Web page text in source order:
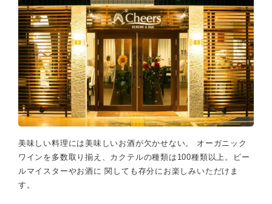
美味しい料理には美味しいお酒が欠かせない。 オーガニック
ワインを多数取り揃え、カクテルの種類は100種類以上。ビー
ルマイスターやお酒に 関しても存分にお楽しみいただけま
す。